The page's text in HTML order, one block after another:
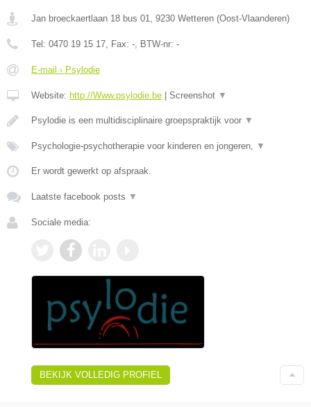
Jan broeckaertlaan 18 bus 01, 9230 Wetteren (Oost-Vlaanderen)
Tel: 0470 19 15 17, Fax: -, BTW-nr: -
E-mail › Psylodie
Website: http://Www.psylodie.be Screenshot ▼
Psylodie is een multidisciplinaire groepspraktijk voor ▼
Psychologie-psychotherapie voor kinderen en jongeren, ▼
Er wordt gewerkt op afspraak.
Laatste facebook posts ▼
Sociale media:
BEKIJK VOLLEDIG PROFIEL